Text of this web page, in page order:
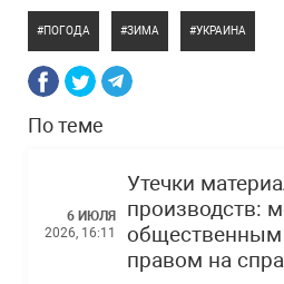
ПОГОДА ЗИМА УКРАИНА
По теме
6 ИЮЛЯ
2026, 16:11
Утечки
производств:
общественным
правом на